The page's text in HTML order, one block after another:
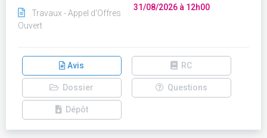
Travaux - Appel d'Offres
Ouvert
31/08/2026 à 12h00
Avis RC
Dossier Questions
Dépôt